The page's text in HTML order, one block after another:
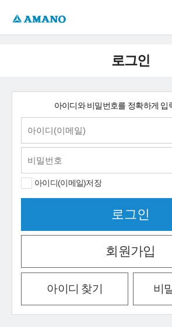
로그인
아이디와 비밀번호를 정확하게 입
아이디(이메일)저장
회원가입
아이디 찾기 비